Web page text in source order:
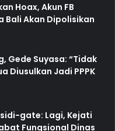
Hoax, Akun FB
Bali Akan Dipolisikan
Gede Suyasa: “Tidak
Diusulkan Jadi PPPK
gate: Lagi, Kejati
Fungsional Dinas